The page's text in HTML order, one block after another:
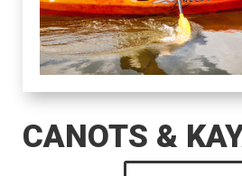
CANOTS &